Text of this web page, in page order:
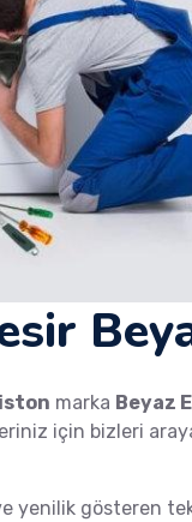
marka Beyaz
için bizleri
yenilik gösteren